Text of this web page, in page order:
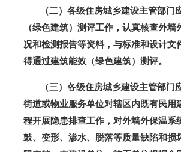
（二）各级住房城乡建设主管部门
（绿色建筑）测评工作，认真核查外
况和检测报告等资料，与标准和设计文
得通过建筑能效（绿色建筑）测评。
（三）各级住房城乡建设主管部门
街道或物业服务单位对辖区内既有民用
程开展隐患排查工作，对外墙外保温系
鼓、变形、渗水、脱落等质量缺陷和损